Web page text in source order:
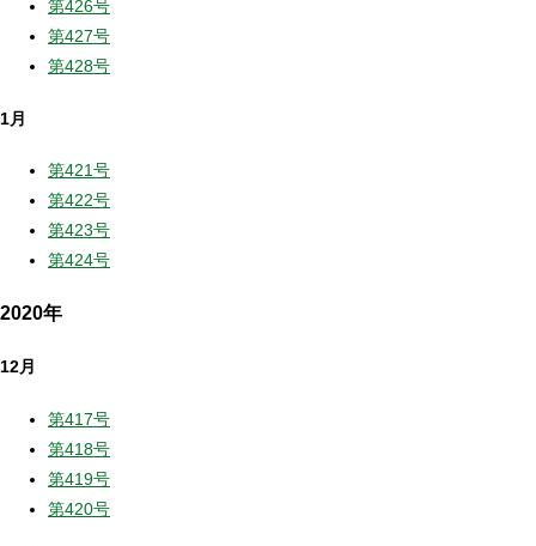
第426号
第427号
第428号
1月
第421号
第422号
第423号
第424号
2020年
12月
第417号
第418号
第419号
第420号